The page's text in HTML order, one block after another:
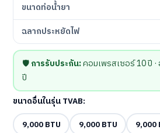
ขนาดท่อน้ำยา
ฉลากประหยัดไฟ
🛡️การรับประกัน:คอมเพรสเซอร์ 10 ปี ·
ปี
ขนาดอื่นในรุ่น TVAB:
9,000 BTU
9,000 BTU 9,000